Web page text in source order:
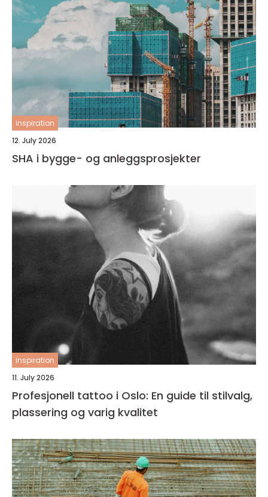
inspiration
12. July 2026
SHA i bygge- og anleggsprosjekter
inspiration
11. July 2026
Profesjonell tattoo i Oslo: En guide til stilvalg,
plassering og varig kvalitet